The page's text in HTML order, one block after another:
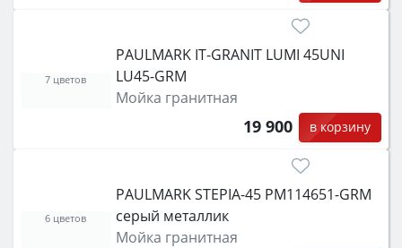
PAULMARK IT-GRANIT LUMI 45UNI
LU45-GRM
Мойка гранитная
19 900 в корзину
7 цветов
PAULMARK STEPIA-45 PM114651-GRM
серый металлик
Мойка гранитная
6 цветов